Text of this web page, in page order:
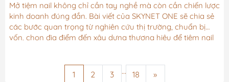
Mở tiệm nail không chỉ cần tay nghề mà còn cần chiến lược
kinh doanh đúng đắn. Bài viết của SKYNET ONE sẽ chia sẻ
các bước quan trọng từ nghiên cứu thị trường, chuẩn bị
vốn, chọn địa điểm đến xây dựng thương hiệu để tiệm nail
1 2 3 ... 18 »